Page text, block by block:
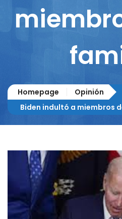
Columnistas
Homepage
Opinión
Biden indultó a miembros